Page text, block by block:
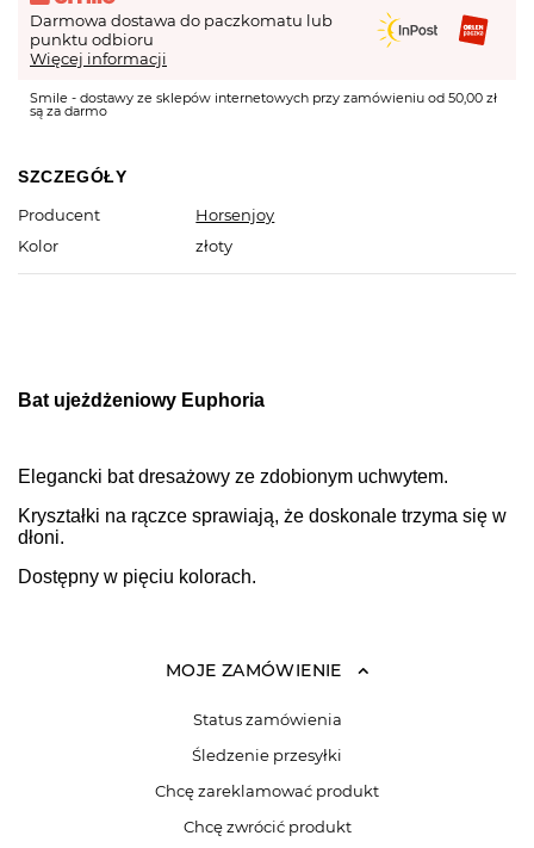
Darmowa dostawa do paczkomatu lub
punktu odbioru
Więcej informacji
Smile - dostawy ze sklepów internetowych przy zamówieniu od 50,00 zł
są za darmo
SZCZEGÓŁY
Producent
Horsenjoy
Kolor
złoty
Bat ujeżdżeniowy Euphoria
Elegancki bat dresażowy ze zdobionym uchwytem.
Kryształki na rączce sprawiają, że doskonale trzyma się w
dłoni.
Dostępny w pięciu kolorach.
MOJE ZAMÓWIENIE
Status zamówienia
Śledzenie przesyłki
Chcę zareklamować produkt
Chcę zwrócić produkt